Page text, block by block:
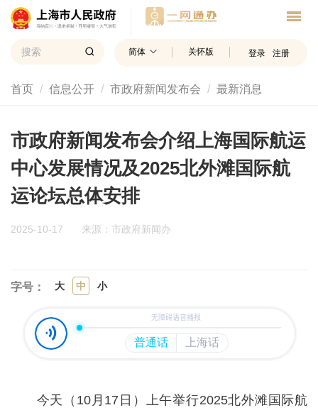
简体 关怀版 登录 注册
首页 信息公开 市政府新闻发布会 最新消息
市政府新闻发布会介绍上海国际航运
中心发展情况及2025北外滩国际航
运论坛总体安排
2025-10-17 来源：市政府新闻办
字号： 大 中 小
今天（10月17日）上午举行2025北外滩国际航